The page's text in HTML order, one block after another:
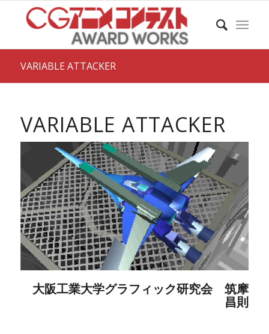
VARIABLE ATTACKER
VARIABLE ATTACKER
大阪工業大学グラフィック研究会 筑摩
昌則